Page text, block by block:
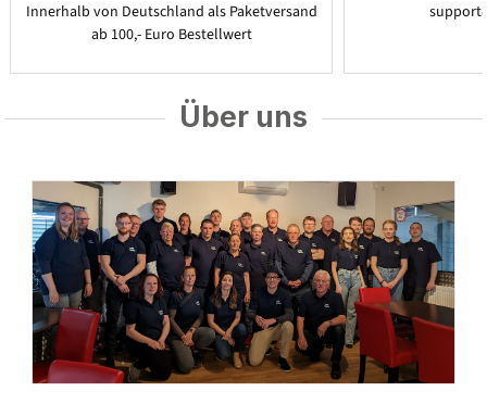
Innerhalb von Deutschland als Paketversand
ab 100,- Euro Bestellwert
Über uns